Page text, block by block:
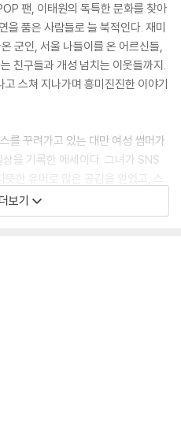
팬, 이태원의 독특한 문화를 찾아
을 품은 사람들로 늘 북적인다. 재미
군인, 서울 나들이를 온 어르신들,
친구들과 개성 넘치는 이웃들까지.
스쳐 지나가며 흥미진진한 이야기
를 꾸려가고 있는 대만 여성 썸머가
을 기록한 에세이다. 그녀가 SNS
한 유머로 많은 공감을 얻었고, 스
대만에서 책으로 출간되었다. 편
삶의 모습을 담아내는 섬세함, 그리
람과 사람 사이의 온기로 이끈다.
보기